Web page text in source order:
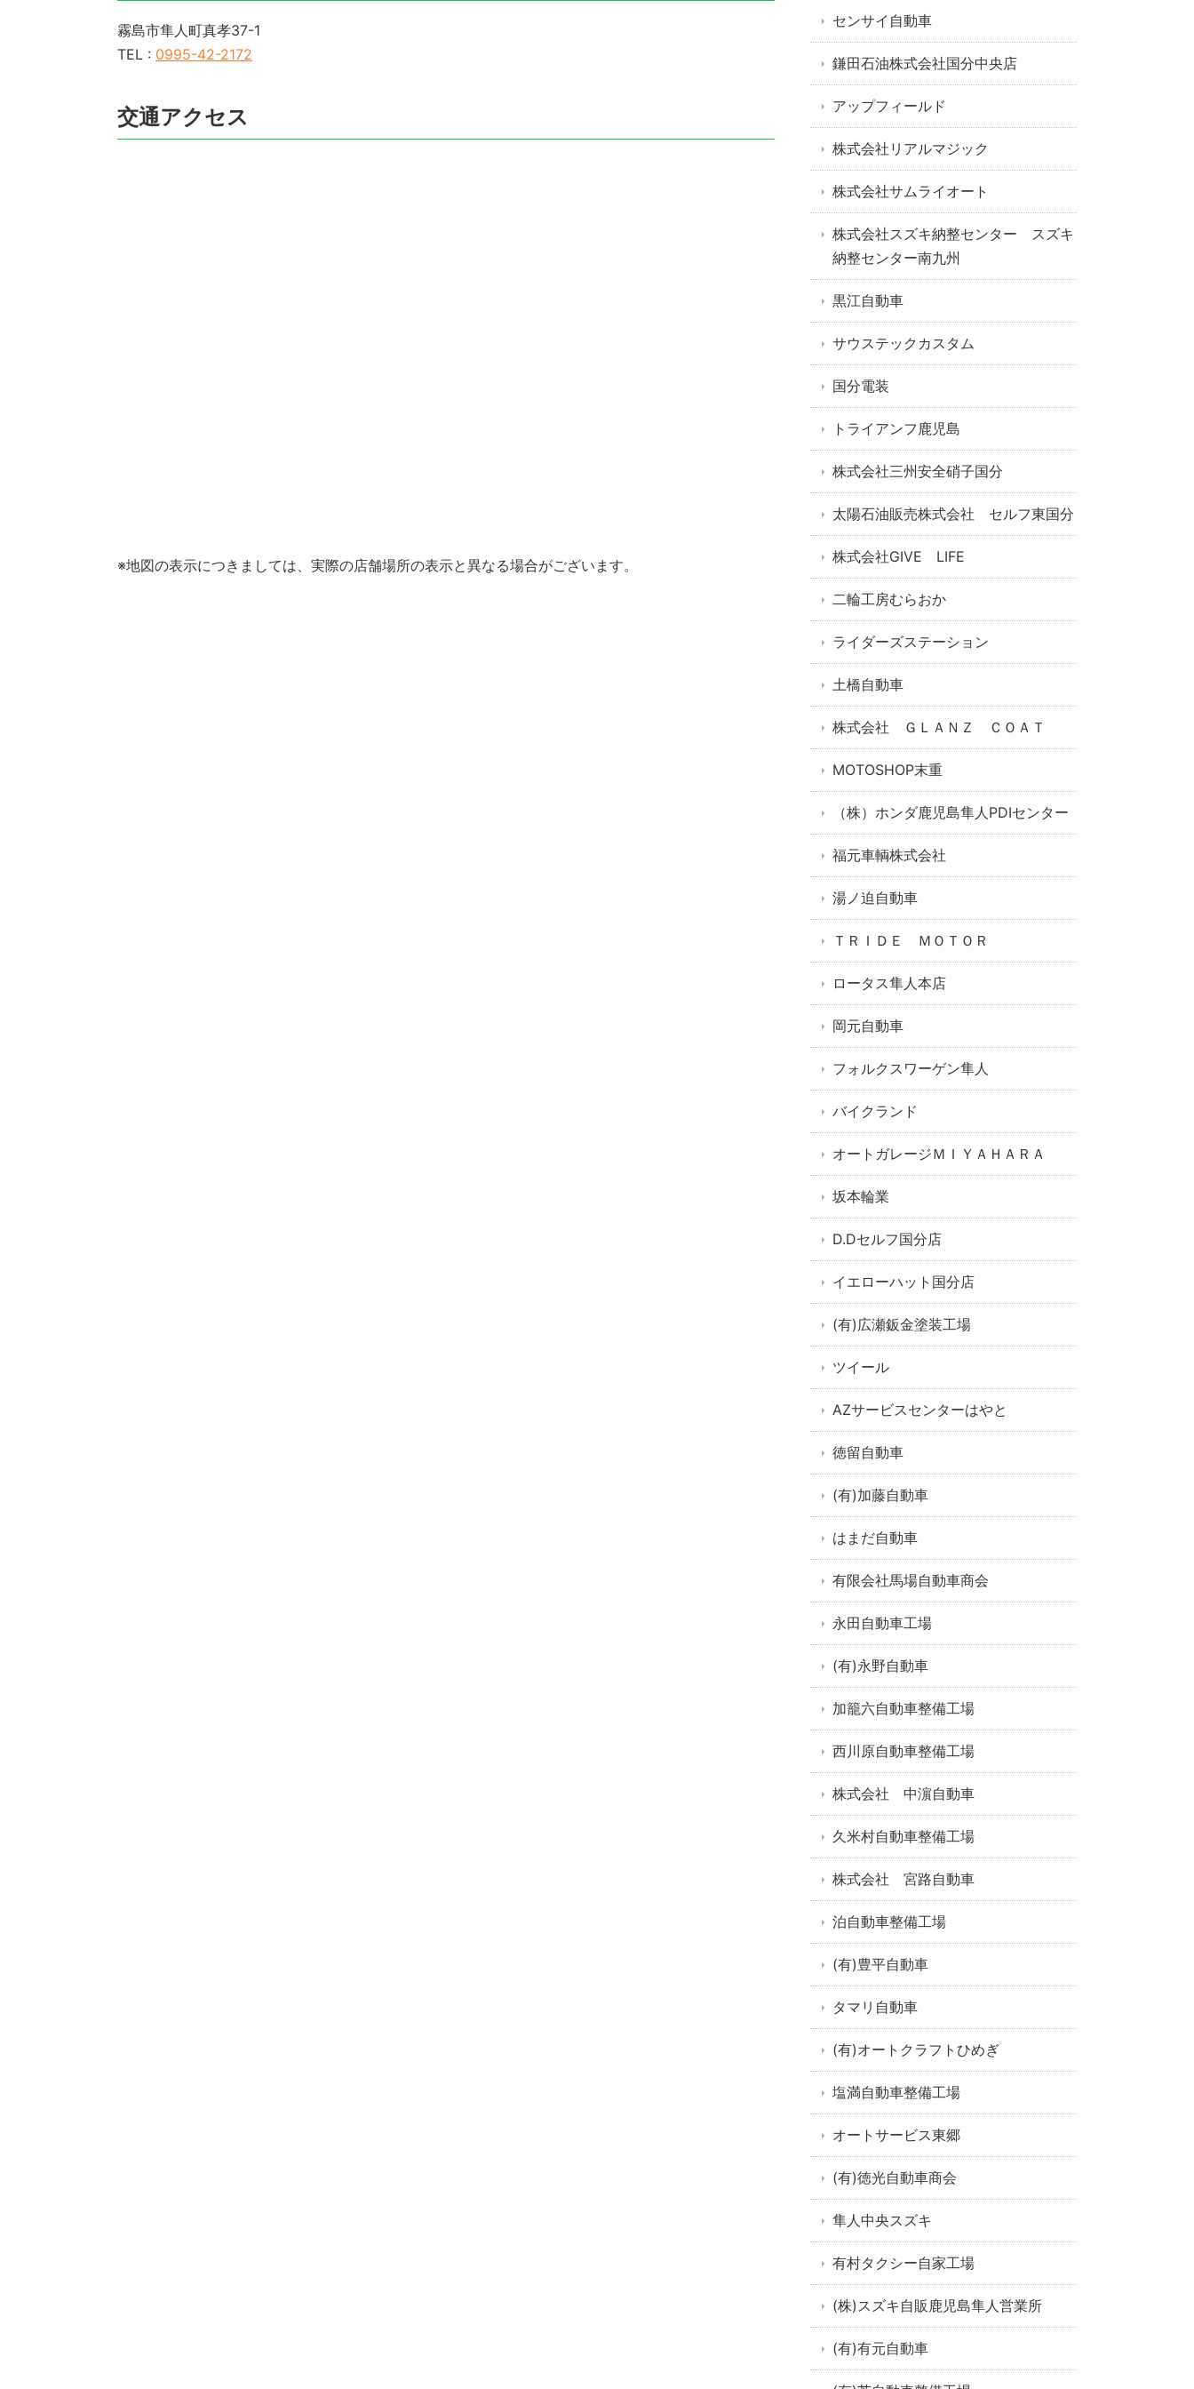
霧島市隼人町真孝37-1
TEL : 0995-42-2172
交通アクセス
※地図の表示につきましては、実際の店舗場所の表示と異なる場合がございます。
センサイ自動車
鎌田石油株式会社国分中央店
アップフィールド
株式会社リアルマジック
株式会社サムライオート
株式会社スズキ納整センター スズキ
納整センター南九州
黒江自動車
サウステックカスタム
国分電装
トライアンフ鹿児島
株式会社三州安全硝子国分
太陽石油販売株式会社 セルフ東国分
株式会社GIVE LIFE
二輪工房むらおか
ライダーズステーション
土橋自動車
株式会社 ＧＬＡＮＺ ＣＯＡＴ
MOTOSHOP末重
（株）ホンダ鹿児島隼人PDIセンター
福元車輌株式会社
湯ノ迫自動車
ＴＲＩＤＥ ＭＯＴＯＲ
ロータス隼人本店
岡元自動車
フォルクスワーゲン隼人
バイクランド
オートガレージＭＩＹＡＨＡＲＡ
坂本輪業
D.Dセルフ国分店
イエローハット国分店
(有)広瀬鈑金塗装工場
ツイール
AZサービスセンターはやと
徳留自動車
(有)加藤自動車
はまだ自動車
有限会社馬場自動車商会
永田自動車工場
(有)永野自動車
加籠六自動車整備工場
西川原自動車整備工場
株式会社 中濵自動車
久米村自動車整備工場
株式会社 宮路自動車
泊自動車整備工場
(有)豊平自動車
タマリ自動車
(有)オートクラフトひめぎ
塩満自動車整備工場
オートサービス東郷
(有)徳光自動車商会
隼人中央スズキ
有村タクシー自家工場
(株)スズキ自販鹿児島隼人営業所
(有)有元自動車